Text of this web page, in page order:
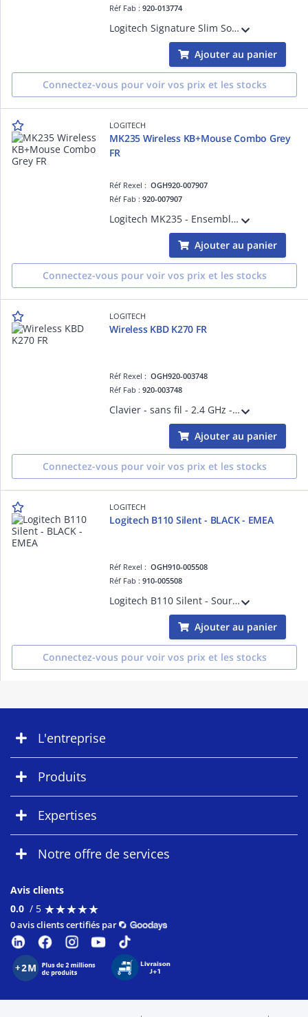
Réf Fab :920-013774
Logitech Signature Slim Solar+ K980 for Business - Clavier - full size - sans fil - Bluetooth LE, USB-C - AZERTY - Français - commutateur : interrupteurs en ciseaux - graphite
Ajouter au panier
Connectez-vous pour voir vos prix et les stocks
LOGITECH
MK235 Wireless KB+Mouse Combo Grey
FR
Réf Rexel :OGH920-007907
Réf Fab :920-007907
Logitech MK235 - Ensemble clavier et souris - sans fil - 2.4 GHz - Français
Ajouter au panier
Connectez-vous pour voir vos prix et les stocks
LOGITECH
Wireless KBD K270 FR
Réf Rexel :OGH920-003748
Réf Fab :920-003748
Clavier - sans fil - 2.4 GHz - françaisclavier francais
Ajouter au panier
Connectez-vous pour voir vos prix et les stocks
LOGITECH
Logitech B110 Silent - BLACK - EMEA
Réf Rexel :OGH910-005508
Réf Fab :910-005508
Logitech B110 Silent - Souris - droitiers et gauchers - optique - 3 boutons - filaire - USB
Ajouter au panier
Connectez-vous pour voir vos prix et les stocks
L'entreprise
Produits
Expertises
Notre offre de services
Avis clients
0.0 / 5 ★★★★★
★★★★★
0 avis clients certifiés par